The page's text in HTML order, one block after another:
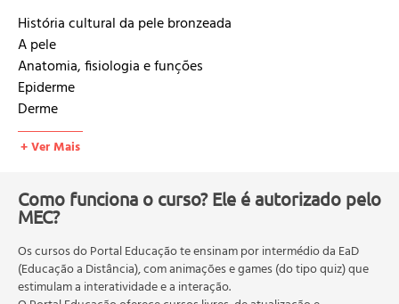
História cultural da pele bronzeada
A pele
Anatomia, fisiologia e funções
Epiderme
Derme
Anexos da pele
Hipoderme ou panículo adiposo
A radiação solar
Os riscos da exposição excessiva ao sol
Tipos de bronzeamento
Riscos e benefícios
+ Ver Mais
Como funciona o curso? Ele é autorizado pelo
MEC?
Os cursos do Portal Educação te ensinam por intermédio da EaD
(Educação a Distância), com animações e games (do tipo quiz) que
estimulam a interatividade e a interação.